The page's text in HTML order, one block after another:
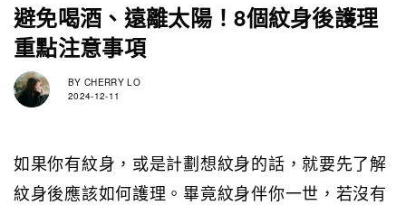
避免喝酒、遠離太陽！8個紋身後護理
重點注意事項
BY CHERRY LO
2024-12-11
如果你有紋身，或是計劃想紋身的話，就要先了解
紋身後應該如何護理。畢竟紋身伴你一世，若沒有